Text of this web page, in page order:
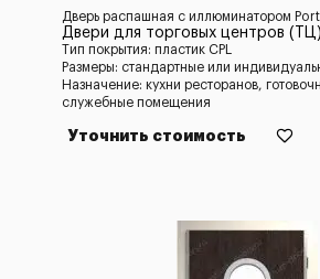
Дверь распашная с иллюминатором
Двери для торговых центров (ТЦ)
Тип покрытия: пластик CPL
Размеры: стандартные или
Назначение: кухни ресторанов,
служебные помещения
Уточнить стоимость